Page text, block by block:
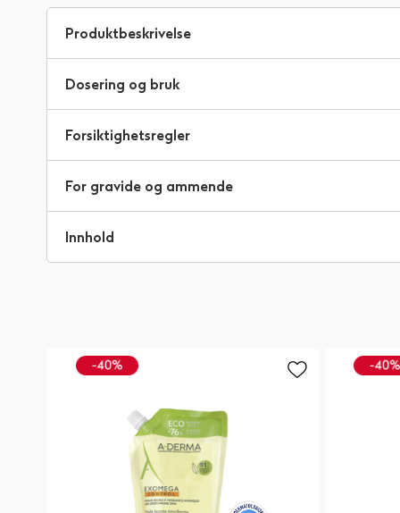
begynnelsen
Produktbeskrivelse
Dosering og bruk
Forsiktighetsregler
For gravide og ammende
Innhold